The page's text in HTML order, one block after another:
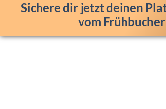
Sichere dir jetzt deinen
vom